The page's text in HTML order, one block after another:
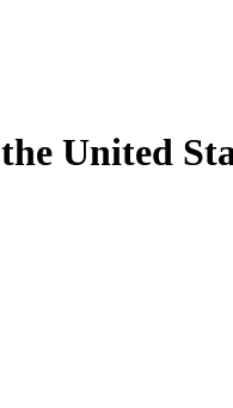
the United